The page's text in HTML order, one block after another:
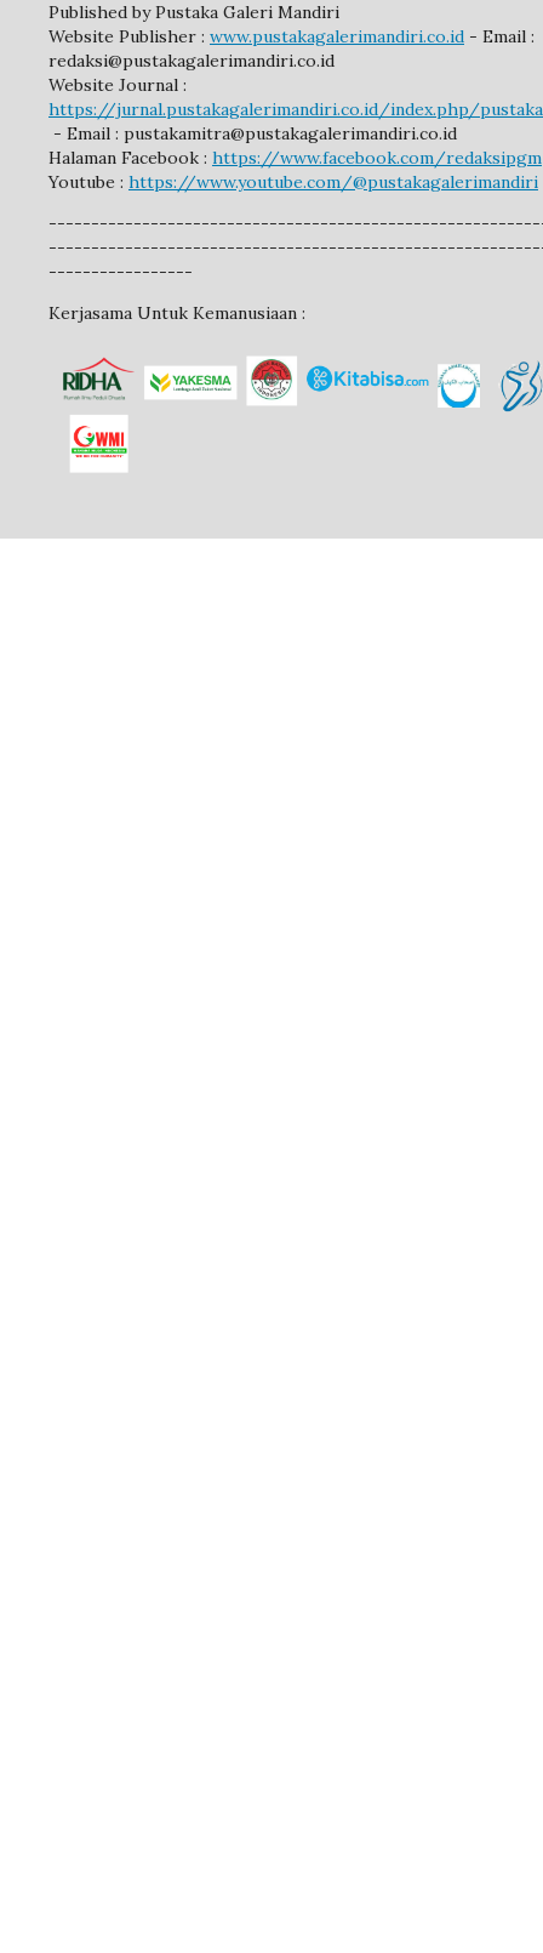
Published by Pustaka Galeri Mandiri
Website Publisher : www.pustakagalerimandiri.co.id - Email :
redaksi@pustakagalerimandiri.co.id
Website Journal :
https://jurnal.pustakagalerimandiri.co.id/index.php/
- Email : pustakamitra@pustakagalerimandiri.co.id
Halaman Facebook : https://www.facebook.com/redaksipgm
Youtube : https://www.youtube.com/@pustakagalerimandiri
-----------------
Kerjasama Untuk Kemanusiaan :